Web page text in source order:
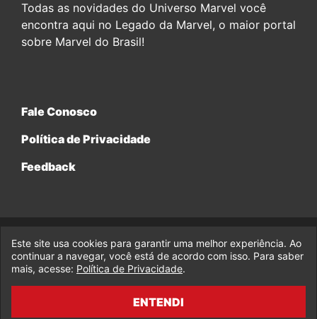
Todas as novidades do Universo Marvel você
encontra aqui no Legado da Marvel, o maior portal
sobre Marvel do Brasil!
Fale Conosco
Política de Privacidade
Feedback
© 2017-2026 Legado da Marvel, uma empresa da Legado
Enterprises.
fabiolobo
Este site usa cookies para garantir uma melhor experiência. Ao
continuar a navegar, você está de acordo com isso. Para saber
mais, acesse: Política de Privacidade.
ENTENDI